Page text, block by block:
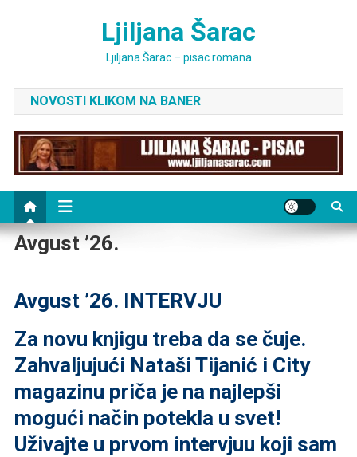
Ljiljana Šarac
Ljiljana Šarac – pisac romana
NOVOSTI KLIKOM NA BANER
Avgust ’26.
Avgust ’26. INTERVJU
Za novu knjigu treba da se čuje.
Zahvaljujući Nataši Tijanić i City
magazinu priča je na najlepši
mogući način potekla u svet!
Uživajte u prvom intervjuu koji sam